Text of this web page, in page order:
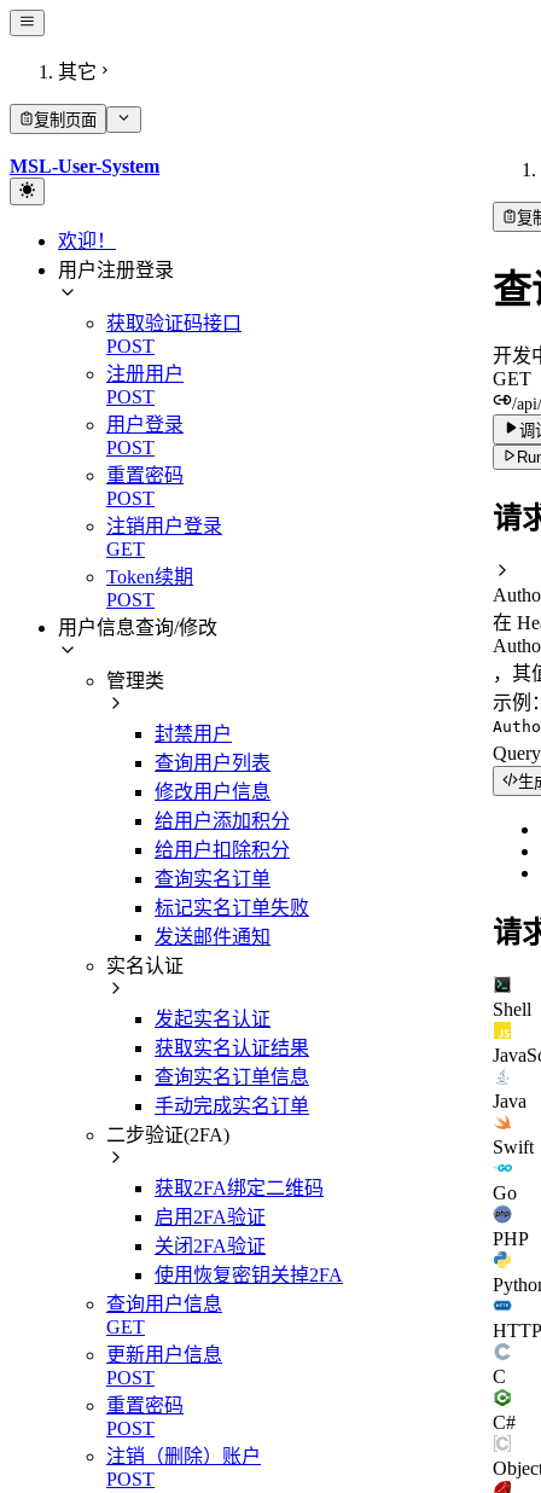
其它
复制页面
MSL-User-System
欢迎！
用户注册登录
获取验证码接口
POST
注册用户
POST
用户登录
POST
重置密码
POST
注销用户登录
GET
Token续期
POST
用户信息查询/修改
管理类
封禁用户
查询用户列表
修改用户信息
给用户添加积分
给用户扣除积分
查询实名订单
标记实名订单失败
发送邮件通知
实名认证
发起实名认证
获取实名认证结果
查询实名订单信息
手动完成实名订单
二步验证(2FA)
获取2FA绑定二维码
启用2FA验证
关闭2FA验证
使用恢复密钥关掉2FA
查询用户信息
GET
更新用户信息
POST
重置密码
POST
注销（删除）账户
POST
复
查
开发
GET
/
调
请
在
，其
示例
生
请
Shell
Java
Swift
Go
PHP
HTTP
C
C#